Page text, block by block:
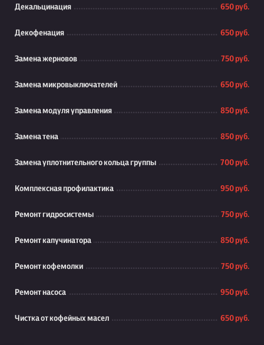
Декальцинация 650 руб.
Декофенация 650 руб.
Замена жерновов 750 руб.
Замена микровыключателей 650 руб.
Замена модуля управления 850 руб.
Замена тена 850 руб.
Замена уплотнительного кольца группы 700 руб.
Комплексная профилактика 950 руб.
Ремонт гидросистемы 750 руб.
Ремонт капучинатора 850 руб.
Ремонт кофемолки 750 руб.
Ремонт насоса 950 руб.
Чистка от кофейных масел 650 руб.